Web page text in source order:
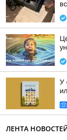
У
ЛЕНТА